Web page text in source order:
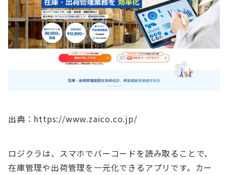
出典：https://www.zaico.co.jp/
ロジクラは、スマホでバーコードを読み取ることで、
在庫管理や出荷管理を一元化できるアプリです。カー